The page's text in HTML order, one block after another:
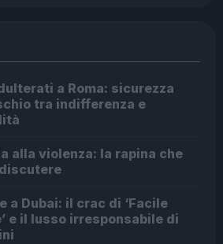
a Roma: sicurezza
tra indifferenza e
alla violenza: la rapina che
a Dubai: il crac di ‘Facile
e il lusso irresponsabile di